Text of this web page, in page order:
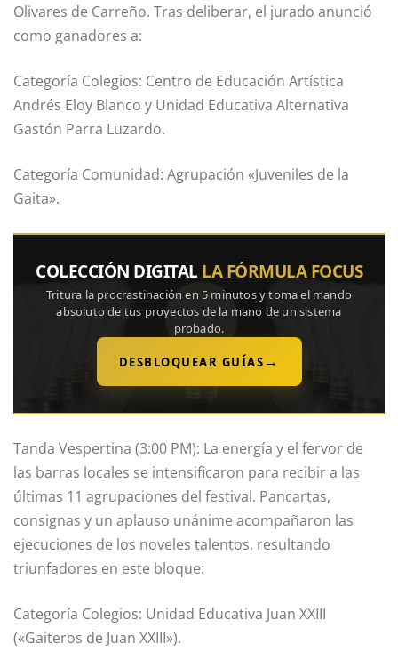
Olivares de Carreño. Tras deliberar, el jurado anunció
como ganadores a:
Categoría Colegios: Centro de Educación Artística
Andrés Eloy Blanco y Unidad Educativa Alternativa
Gastón Parra Luzardo.
Categoría Comunidad: Agrupación «Juveniles de la
Gaita».
COLECCIÓN DIGITAL LA FÓRMULA FOCUS
Tritura la procrastinación en 5 minutos y toma el mando
absoluto de tus proyectos de la mano de un sistema
probado.
DESBLOQUEAR GUÍAS →
Tanda Vespertina (3:00 PM): La energía y el fervor de
las barras locales se intensificaron para recibir a las
últimas 11 agrupaciones del festival. Pancartas,
consignas y un aplauso unánime acompañaron las
ejecuciones de los noveles talentos, resultando
triunfadores en este bloque:
Categoría Colegios: Unidad Educativa Juan XXIII
(«Gaiteros de Juan XXIII»).